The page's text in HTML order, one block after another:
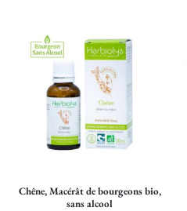
Chêne, Macérât de bourgeons bio,
sans alcool